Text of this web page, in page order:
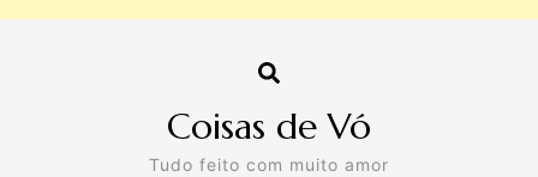
Coisas de Vó
Tudo feito com muito amor